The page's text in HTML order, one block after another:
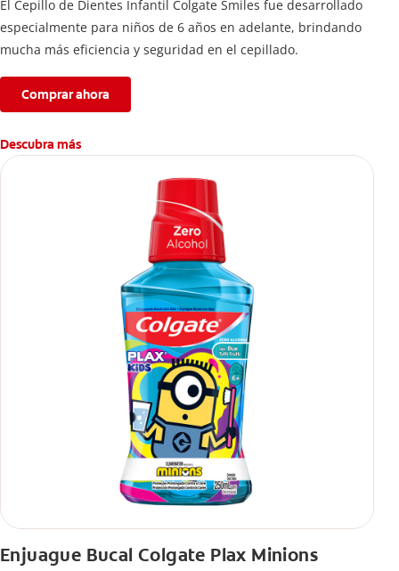
El Cepillo de Dientes Infantil Colgate Smiles fue desarrollado
especialmente para niños de 6 años en adelante, brindando
mucha más eficiencia y seguridad en el cepillado.
Comprar ahora
Descubra más
Enjuague Bucal Colgate Plax Minions